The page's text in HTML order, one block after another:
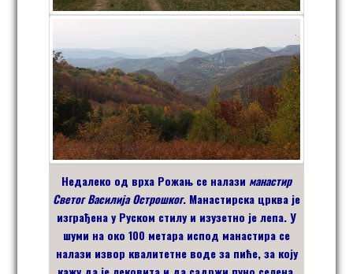
Недалеко од врха Рожањ се налази манастир
Светог Василија Острошког. Манастирска црква је
изграђена у Руском стилу и изузетно је лепа. У
шуми на око 100 метара испод манастира се
налази извор квалитетне воде за пиће, за коју